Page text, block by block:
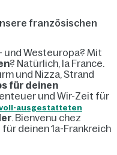
französischen
und Westeuropa? Mit
? Natürlich, la France.
und Nizza, Strand
für deinen
und Wir-Zeit für
ausgestatteten
. Bienvenu chez
für deinen 1a-Frankreich